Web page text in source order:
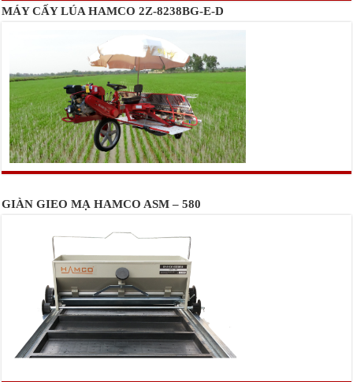
MÁY CẤY LÚA HAMCO 2Z-8238BG-E-D
GIÀN GIEO MẠ HAMCO ASM – 580